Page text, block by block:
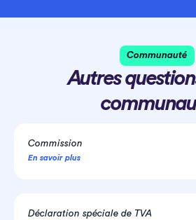
Communauté
Autres
Commission
En savoir plus
Déclaration spéciale de TVA